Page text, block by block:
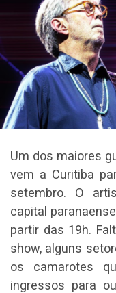
Um dos maiores
vem a Curitiba
setembro. O
capital
partir das 19h.
show, alguns
os camarotes
ingressos para